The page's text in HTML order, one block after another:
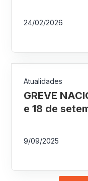
24/02/2026
Atualidades
GREVE
e 18 de
9/09/2025